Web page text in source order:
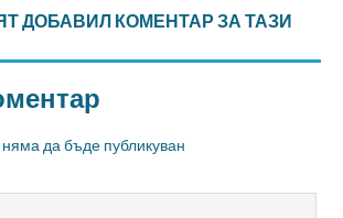
ДОБАВИЛ КОМЕНТАР ЗА ТАЗИ
да бъде публикуван